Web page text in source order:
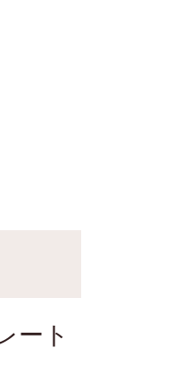
ート